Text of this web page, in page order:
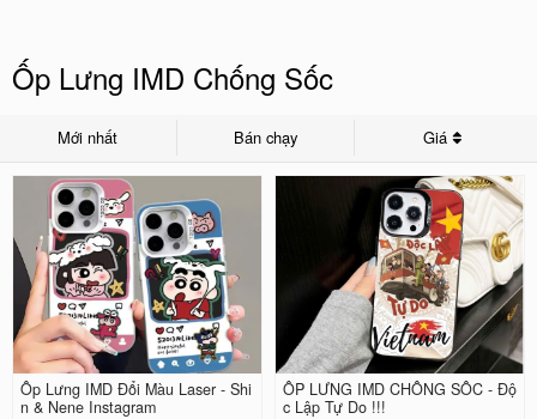
Ốp Lưng IMD Chống Sốc
Mới nhất Bán chạy Giá
Ốp Lưng IMD Đổi Màu Laser - Shi
n & Nene Instagram
ỐP LƯNG IMD CHỐNG SỐC - Độ
c Lập Tự Do !!!